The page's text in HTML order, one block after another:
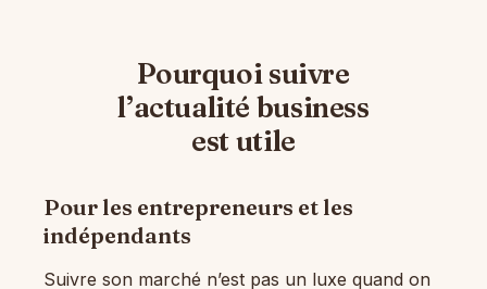
Pourquoi suivre
l’actualité business
est utile
Pour les entrepreneurs et les
indépendants
Suivre son marché n’est pas un luxe quand on